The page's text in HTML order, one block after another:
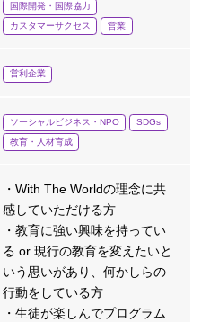
国際開発・国際協力
カスタマーサクセス
営業
営利企業
ソーシャルビジネス・NPO
SDGs
教育・人材育成
・With The Worldの理念に共
感していただける方
・教育に強い興味を持ってい
る or 現行の教育を変えたいと
いう思いがあり、何かしらの
行動をしている方
・生徒が楽しんでプログラム